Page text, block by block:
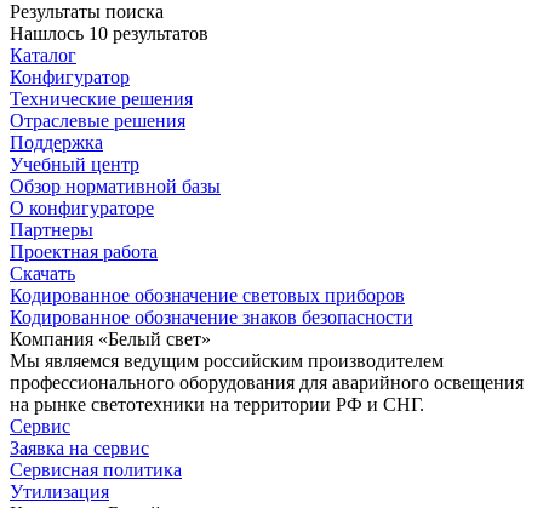
Результаты поиска
Нашлось 10 результатов
Каталог
Конфигуратор
Технические решения
Отраслевые решения
Поддержка
Учебный центр
Обзор нормативной базы
О конфигураторе
Партнеры
Проектная работа
Скачать
Кодированное обозначение световых приборов
Кодированное обозначение знаков безопасности
Компания «Белый свет»
Мы являемся ведущим российским производителем
профессионального оборудования для аварийного освещения
на рынке светотехники на территории РФ и СНГ.
Сервис
Заявка на сервис
Сервисная политика
Утилизация